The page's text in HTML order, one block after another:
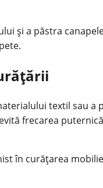
și a păstra
textil sau a
frecarea
în curățarea